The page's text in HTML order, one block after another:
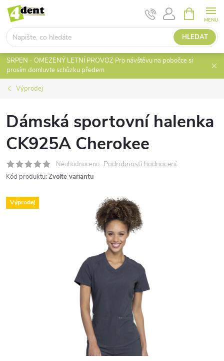
Přejít
obsah
HLEDAT
NÁKUPNÍ
KOŠÍK
SRPEN - OMEZENÝ LETNÍ PROVOZ Pro návštěvu na pobočce si
prosím domluvte schůzku předem
Výprodej
Dámská sportovní halenka
CK925A Cherokee
Neohodnoceno Podrobnosti hodnocení
Kód produktu: Zvolte variantu
Výprodej